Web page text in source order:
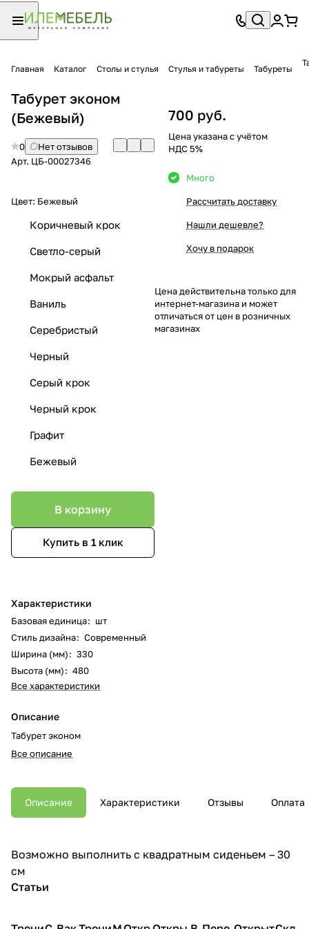
Главная Каталог Столы и стулья Стулья и табуреты Табуреты
Табурет эконом
(Бежевый)
0
Нет отзывов
Арт. ЦБ-00027346
Цвет: Бежевый
Коричневый крок
Светло-серый
Мокрый асфальт
Ваниль
Серебристый
Черный
Серый крок
Черный крок
Графит
Бежевый
В корзину
Купить в 1 клик
Характеристики
Базовая единица: шт
Стиль дизайна: Современный
Ширина (мм): 330
Высота (мм): 480
Все характеристики
Описание
Табурет эконом
Все описание
700 руб.
Цена указана с учётом
НДС 5%
Много
Рассчитать доставку
Нашли дешевле?
Хочу в подарок
Цена действительна только для
интернет-магазина и может
отличаться от цен в розничных
магазинах
Описание Характеристики Отзывы Оплата
Возможно выполнить с квадратным сиденьем – 30
см
Статьи